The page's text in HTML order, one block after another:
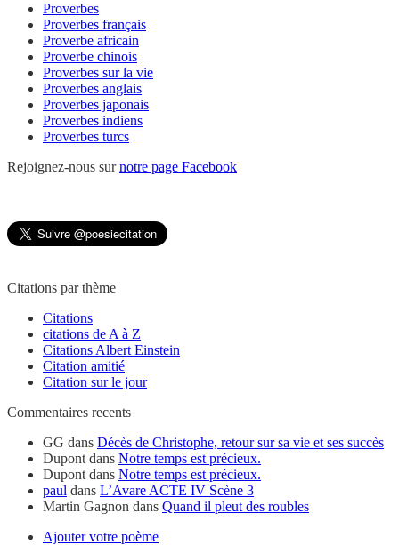
Proverbes
Proverbes français
Proverbe africain
Proverbe chinois
Proverbes sur la vie
Proverbes anglais
Proverbes japonais
Proverbes indiens
Proverbes turcs
Rejoignez-nous surnotre page Facebook
Citations par thème
Citations
citations de A à Z
Citations Albert Einstein
Citation amitié
Citation sur le jour
Commentaires recents
GG dans Décès de Christophe, retour sur sa vie et ses succès
Dupont dans Notre temps est précieux.
Dupont dans Notre temps est précieux.
paul dans L’Avare ACTE IV Scène 3
Martin Gagnon dans Quand il pleut des roubles
Ajouter votre poème